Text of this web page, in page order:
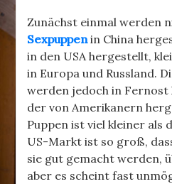
Zunächst einmal werden
Sexpuppenin China
in den USA hergestellt,
in Europa und Russland.
werden jedoch in Fernost
der von Amerikanern
Puppen ist viel kleiner als
US-Markt ist so groß,
sie gut gemacht werden,
aber es scheint fast